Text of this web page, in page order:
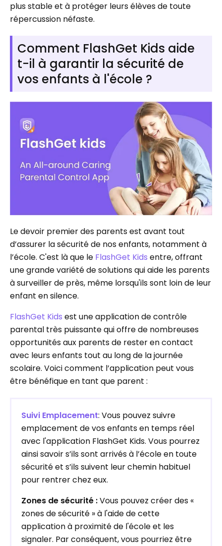
plus stable et à protéger leurs élèves de toute
répercussion néfaste.
Comment FlashGet Kids aide
t-il à garantir la sécurité de
vos enfants à l'école ?
Le devoir premier des parents est avant tout
d’assurer la sécurité de nos enfants, notamment à
l’école. C'est là que le FlashGet Kids entre, offrant
une grande variété de solutions qui aide les parents
à surveiller de près, même lorsqu'ils sont loin de leur
enfant en silence.
FlashGet Kids est une application de contrôle
parental très puissante qui offre de nombreuses
opportunités aux parents de rester en contact
avec leurs enfants tout au long de la journée
scolaire. Voici comment l’application peut vous
être bénéfique en tant que parent :
Suivi Emplacement: Vous pouvez suivre
emplacement de vos enfants en temps réel
avec l'application FlashGet Kids. Vous pourrez
ainsi savoir s’ils sont arrivés à l’école en toute
sécurité et s’ils suivent leur chemin habituel
pour rentrer chez eux.
Zones de sécurité :Vous pouvez créer des «
zones de sécurité » à l'aide de cette
application à proximité de l'école et les
signaler. Par conséquent, vous pourriez être